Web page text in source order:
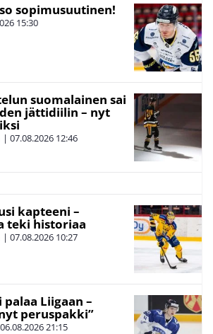
sopimusuutinen!
15:30
suomalainen sai
jättidiilin – nyt
| 07.08.2026 12:46
kapteeni –
teki historiaa
| 07.08.2026 10:27
Liigaan –
peruspakki”
06.08.202621:15